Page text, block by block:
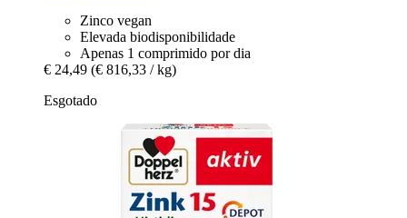
Zinco vegan
Elevada biodisponibilidade
Apenas 1 comprimido por dia
€ 24,49 (€ 816,33 / kg)
Esgotado